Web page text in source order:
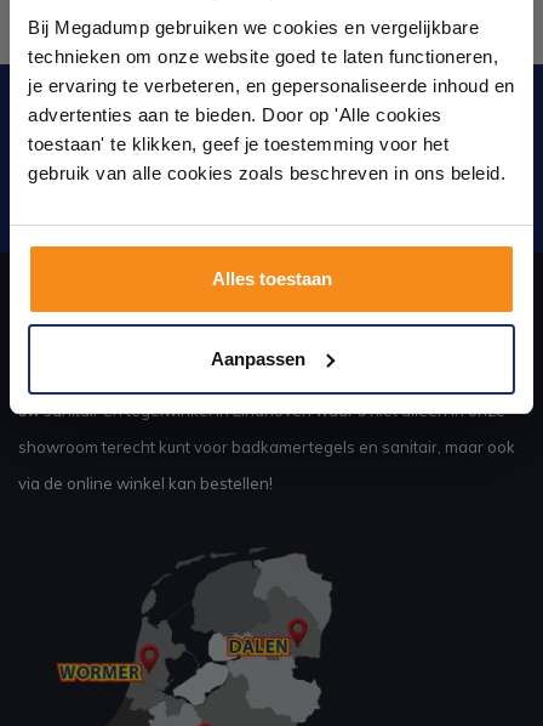
Bij Megadump gebruiken we cookies en vergelijkbare
technieken om onze website goed te laten functioneren,
je ervaring te verbeteren, en gepersonaliseerde inhoud en
advertenties aan te bieden. Door op 'Alle cookies
toestaan' te klikken, geef je toestemming voor het
gebruik van alle cookies zoals beschreven in ons beleid.
Alles toestaan
Aanpassen
Blijf op de hoogte van het laatste nieuws en
ontwikkelingen
uw sanitair en tegelwinkel in Eindhoven waar u niet alleen in onze
showroom terecht kunt voor badkamertegels en sanitair, maar ook
via de online winkel kan bestellen!
showroom
Laat je inspireren door 21 volledig ingerichte
badkameropstellingen – van compact tot luxe. Onze
ervaren adviseurs helpen je persoonlijk, en je vindt
tegels & sanitair direct uit voorraad. Gratis parkeren
op eigen terrein.
Kom langs en ervaar zelf het verschil!